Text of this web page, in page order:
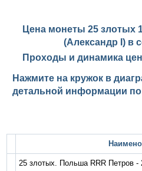
Цена монеты 25 злотых
(Александр I) в
Проходы и динамика
Нажмите на кружок в
детальной информации по
25 злотых. Польша RRR Петров -